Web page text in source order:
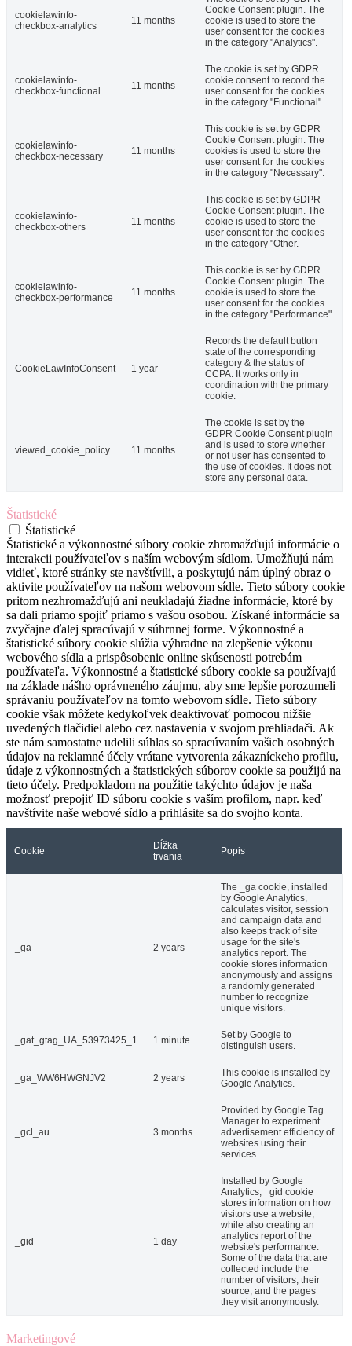
cookielawinfo-
checkbox-analytics
11 months
Cookie Consent plugin. The
cookie is used to store the
user consent for the cookies
in the category "Analytics".
cookielawinfo-
checkbox-functional
11 months
The cookie is set by GDPR
cookie consent to record the
user consent for the cookies
in the category "Functional".
cookielawinfo-
checkbox-necessary
11 months
This cookie is set by GDPR
Cookie Consent plugin. The
cookies is used to store the
user consent for the cookies
in the category "Necessary".
cookielawinfo-
checkbox-others
11 months
This cookie is set by GDPR
Cookie Consent plugin. The
cookie is used to store the
user consent for the cookies
in the category "Other.
cookielawinfo-
checkbox-performance
11 months
This cookie is set by GDPR
Cookie Consent plugin. The
cookie is used to store the
user consent for the cookies
in the category "Performance".
CookieLawInfoConsent 1 year
Records the default button
state of the corresponding
category & the status of
CCPA. It works only in
coordination with the primary
cookie.
viewed_cookie_policy 11 months
The cookie is set by the
GDPR Cookie Consent plugin
and is used to store whether
or not user has consented to
the use of cookies. It does not
store any personal data.
Štatistické
Štatistické
Štatistické a výkonnostné súbory cookie zhromažďujú informácie o
interakcii používateľov s naším webovým sídlom. Umožňujú nám
vidieť, ktoré stránky ste navštívili, a poskytujú nám úplný obraz o
aktivite používateľov na našom webovom sídle. Tieto súbory cookie
pritom nezhromažďujú ani neukladajú žiadne informácie, ktoré by
sa dali priamo spojiť priamo s vašou osobou. Získané informácie sa
zvyčajne ďalej spracúvajú v súhrnnej forme. Výkonnostné a
štatistické súbory cookie slúžia výhradne na zlepšenie výkonu
webového sídla a prispôsobenie online skúsenosti potrebám
používateľa. Výkonnostné a štatistické súbory cookie sa používajú
na základe nášho oprávneného záujmu, aby sme lepšie porozumeli
správaniu používateľov na tomto webovom sídle. Tieto súbory
cookie však môžete kedykoľvek deaktivovať pomocou nižšie
uvedených tlačidiel alebo cez nastavenia v svojom prehliadači. Ak
ste nám samostatne udelili súhlas so spracúvaním vašich osobných
údajov na reklamné účely vrátane vytvorenia zákazníckeho profilu,
údaje z výkonnostných a štatistických súborov cookie sa použijú na
tieto účely. Predpokladom na použitie takýchto údajov je naša
možnosť prepojiť ID súboru cookie s vaším profilom, napr. keď
navštívite naše webové sídlo a prihlásite sa do svojho konta.
Cookie
Dĺžka
trvania
Popis
_ga 2 years
The _ga cookie, installed
by Google Analytics,
calculates visitor, session
and campaign data and
also keeps track of site
usage for the site's
analytics report. The
cookie stores information
anonymously and assigns
a randomly generated
number to recognize
unique visitors.
_gat_gtag_UA_53973425_1 1 minute
Set by Google to
distinguish users.
_ga_WW6HWGNJV2 2 years
This cookie is installed by
Google Analytics.
_gcl_au 3 months
Provided by Google Tag
Manager to experiment
advertisement efficiency of
websites using their
services.
_gid 1 day
Installed by Google
Analytics, _gid cookie
stores information on how
visitors use a website,
while also creating an
analytics report of the
website's performance.
Some of the data that are
collected include the
number of visitors, their
source, and the pages
they visit anonymously.
Marketingové